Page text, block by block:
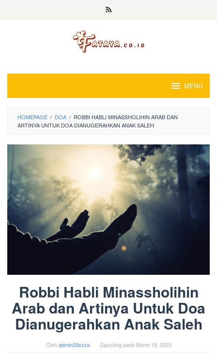
MENU
HOMEPAGE / DOA / ROBBI HABLI MINASSHOLIHIN ARAB DAN
ARTINYA UNTUK DOA DIANUGERAHKAN ANAK SALEH
Robbi Habli Minassholihin
Arab dan Artinya Untuk Doa
Dianugerahkan Anak Saleh
Olehadmin33sxzs Diposting pada Maret 19, 2023